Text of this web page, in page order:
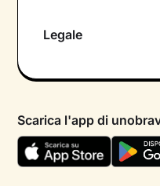
Psicologo in chat
Aiuto urgente
FAQ
Legale
Termini e condizioni
Informativa Privacy
Scarica l'app di